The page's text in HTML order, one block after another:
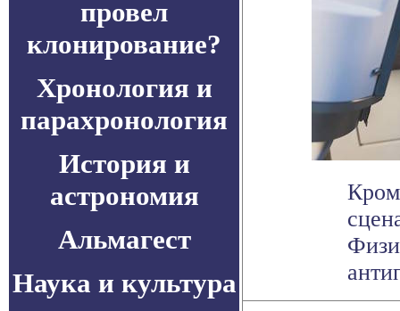
провел
клонирование?
Хронология и
парахронология
История и
астрономия
Альмагест
Наука и культура